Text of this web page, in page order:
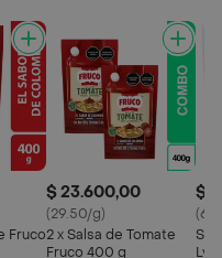
Fruco
$ 23.600,00
(29.50/g)
2 x Salsa de Tomate
Fruco 400 g
$